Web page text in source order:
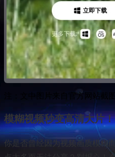
注：文中图片来自官方网站截
模糊视频秒变高清大片！
你是否曾经因为视频画质模糊